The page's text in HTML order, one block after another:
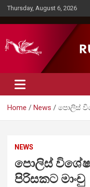
Skip
to
content
Thursday, August 6, 2026
Rupavahini
Home News පොලිස්
NEWS
පොලිස්
පිරිසකට මාංචු